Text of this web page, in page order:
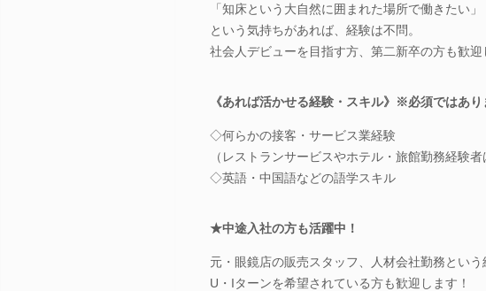
「知床という大自然に囲まれた場所で働きたい」
という気持ちがあれば、経験は不問。
社会人デビューを目指す方、第二新卒の方も歓迎
《あれば活かせる経験・スキル》※必須ではあり
◇何らかの接客・サービス業経験
（レストランサービスやホテル・旅館勤務経験
◇英語・中国語などの語学スキル
★中途入社の方も活躍中！
元・眼鏡店の販売スタッフ、人材会社勤務という
U・Iターンを希望されている方も歓迎します！